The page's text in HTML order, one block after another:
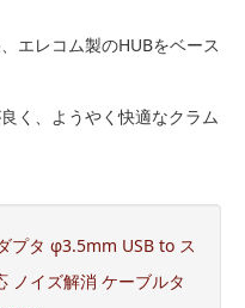
エレコム製のHUBをベース
く、ようやく快適なクラム
プタ φ3.5mm USB to ス
ノイズ解消 ケーブルタ